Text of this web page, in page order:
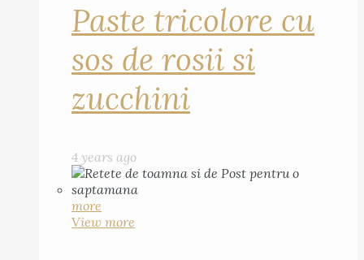
Paste tricolore cu
sos de rosii si
zucchini
4 years ago
more
View more